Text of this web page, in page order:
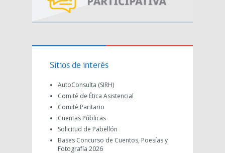
Sitios de interés
AutoConsulta (SIRH)
Comité de Ética Asistencial
Comité Paritario
Cuentas Públicas
Solicitud de Pabellón
Bases Concurso de Cuentos, Poesías y
Fotografía 2026